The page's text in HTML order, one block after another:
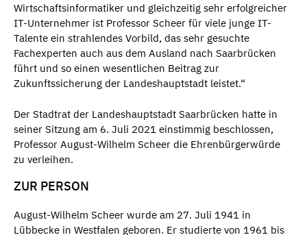
Wirtschaftsinformatiker und gleichzeitig sehr erfolgreicher
IT-Unternehmer ist Professor Scheer für viele junge IT-
Talente ein strahlendes Vorbild, das sehr gesuchte
Fachexperten auch aus dem Ausland nach Saarbrücken
führt und so einen wesentlichen Beitrag zur
Zukunftssicherung der Landeshauptstadt leistet.“
Der Stadtrat der Landeshauptstadt Saarbrücken hatte in
seiner Sitzung am 6. Juli 2021 einstimmig beschlossen,
Professor August-Wilhelm Scheer die Ehrenbürgerwürde
zu verleihen.
ZUR PERSON
August-Wilhelm Scheer wurde am 27. Juli 1941 in
Lübbecke in Westfalen geboren. Er studierte von 1961 bis